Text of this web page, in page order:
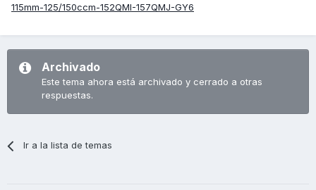
115mm-125/150ccm-152QMI-157QMJ-GY6
Archivado
Este tema ahora está archivado y cerrado a otras
respuestas.
Ir a la lista de temas